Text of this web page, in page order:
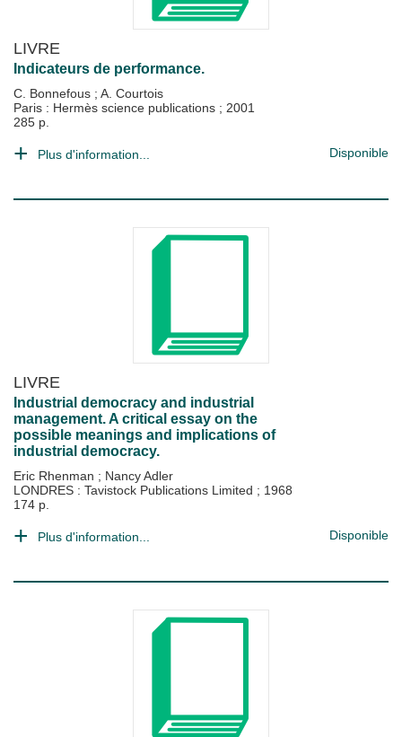
LIVRE
Indicateurs de performance.
C. Bonnefous ; A. Courtois
Paris : Hermès science publications ; 2001
285 p.
Plus d'information... Disponible
LIVRE
Industrial democracy and industrial
management. A critical essay on the
possible meanings and implications of
industrial democracy.
Eric Rhenman ; Nancy Adler
LONDRES : Tavistock Publications Limited ; 1968
174 p.
Plus d'information... Disponible